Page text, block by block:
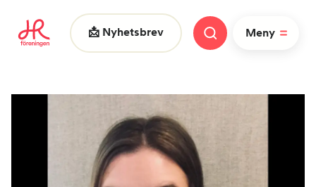
📩 Nyhetsbrev Meny
Vad letar du efter?